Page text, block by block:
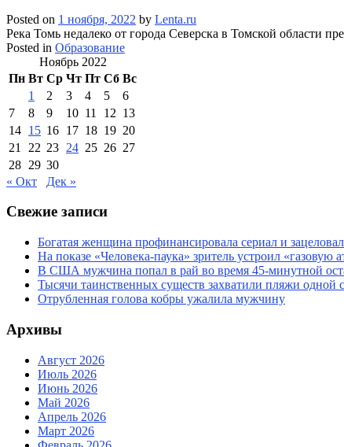
Posted on 1 ноября, 2022 by Lenta.ru
Река Томь недалеко от города Северска в Томской области
Posted in Образование
Ноябрь 2022
Пн Вт Ср Чт Пт Сб Вс
1
2 3 4 5
6
7
8 9 10 11 12 13
14 15 16 17 18 19 20
21
22 23 24 25 26 27
28 29 30
« Окт
Дек »
Свежие записи
Богатая женщина профинансировала сериал и
На показе «Человека-паука» зритель устроил «газовую
В США мужчина попал в рай во время 45-минутной
Тысячи таинственных существ захватили пляжи одной
Отрубленная голова кобры ужалила мужчину
Архивы
Август 2026
Июль 2026
Июнь 2026
Май 2026
Апрель 2026
Март 2026